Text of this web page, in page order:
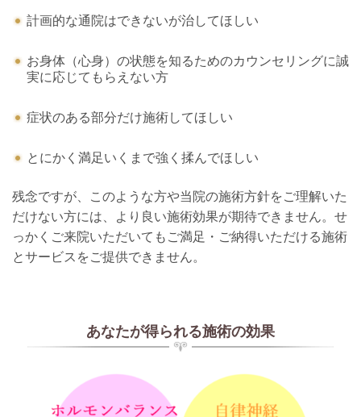
計画的な通院はできないが治してほしい
お身体（心身）の状態を知るためのカウンセリングに誠
実に応じてもらえない方
症状のある部分だけ施術してほしい
とにかく満足いくまで強く揉んでほしい
残念ですが、このような方や当院の施術方針をご理解いた
だけない方には、より良い施術効果が期待できません。せ
っかくご来院いただいてもご満足・ご納得いただける施術
とサービスをご提供できません。
あなたが得られる施術の効果